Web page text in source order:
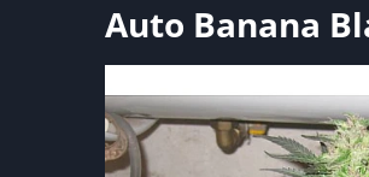
Auto Banana